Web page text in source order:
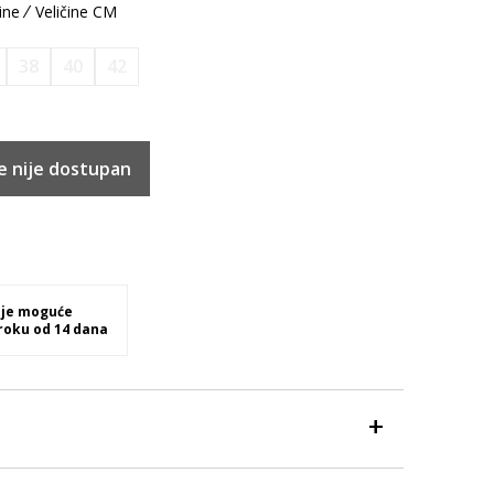
Veličine CM
nije dostupan
moguće
od 14 dana